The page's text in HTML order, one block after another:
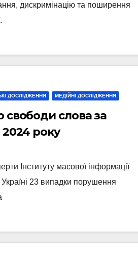
дискримінацію та поширення
ДОСЛІДЖЕННЯ МЕДІЙНІ ДОСЛІДЖЕННЯ
свободи слова за
2024 року
Інституту масової інформації
23 випадки порушення